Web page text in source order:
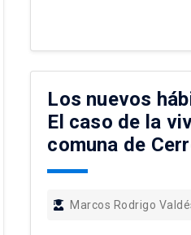
Los nuevos
El caso de la
comuna de
Marcos Rodrigo